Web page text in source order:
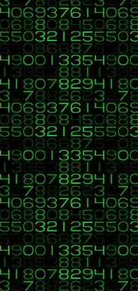
detecto que es VARCHAR,
de elementos de una
Args) {
"VARCHAR", "SHORT",
long", "esto es long",
index++) {
"+tipoDato[index]+" "+
VARCHAR");
+ valueEjemplo[index]
el value ahora vale
index++) {
"+tipoDato[index]+" "+